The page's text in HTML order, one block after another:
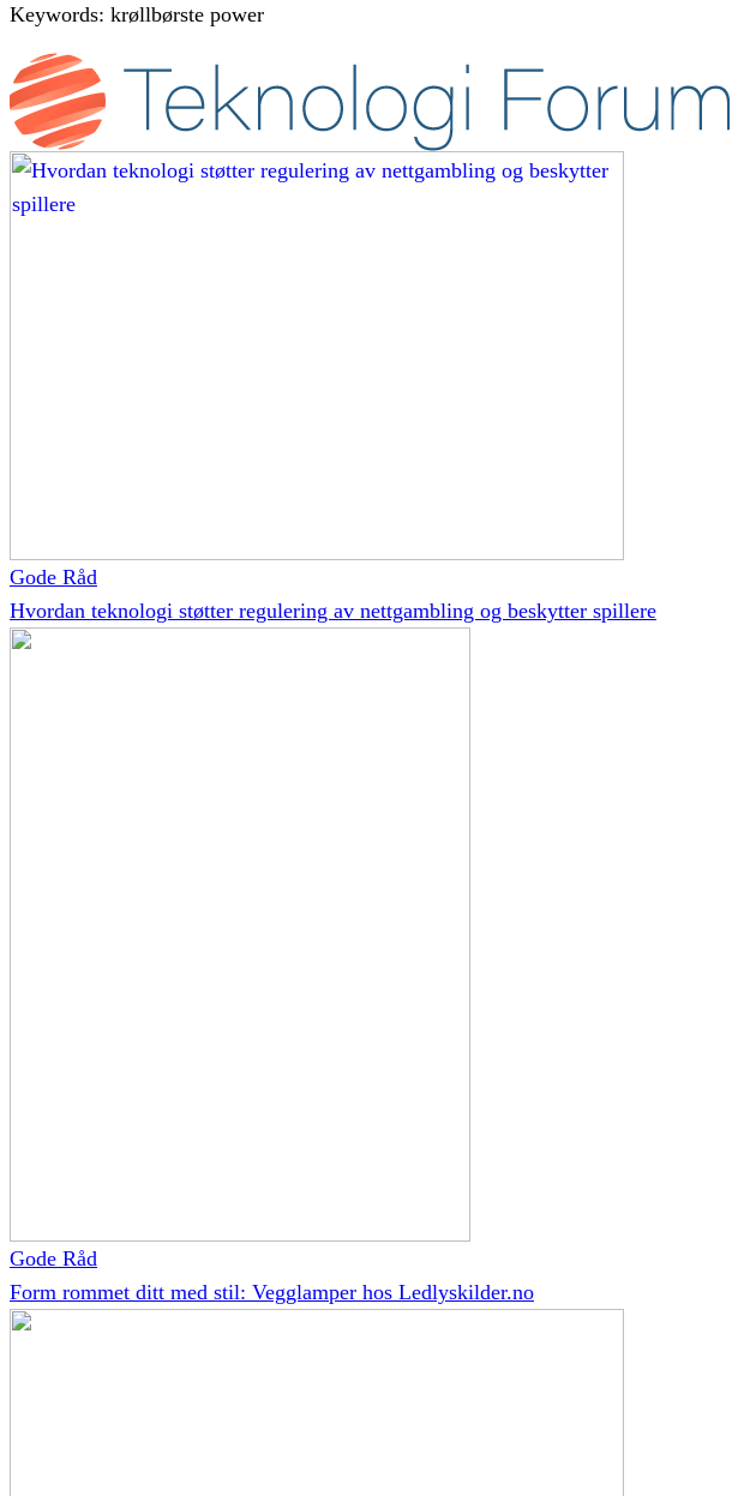
Keywords: krøllbørste power
Gode Råd
Hvordan teknologi støtter regulering av nettgambling og beskytter spillere
Gode Råd
Form rommet ditt med stil: Vegglamper hos Ledlyskilder.no